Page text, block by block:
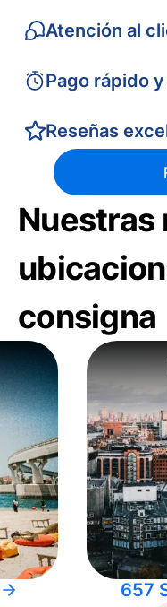
Atención al
Pago rápido
Reseñas
Nuestras
consigna
657